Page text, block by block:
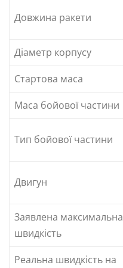
Довжина ракети
Діаметр корпусу
Стартова маса
Маса бойової частини
Тип бойової частини
Двигун
Заявлена максимальна
швидкість
Реальна швидкість на